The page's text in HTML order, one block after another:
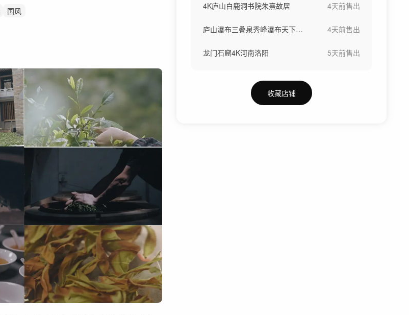
国风
4K庐山白鹿洞书院朱熹故居 4天前售出
庐山瀑布三叠泉秀峰瀑布天下第一泉4K氧吧 4天前售出
龙门石窟4K河南洛阳 5天前售出
收藏店铺